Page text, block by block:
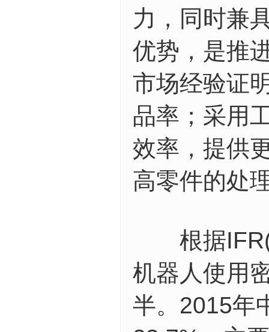
力，同时兼
优势，是推
市场经验证
品率；采用
效率，提供
高零件的处
根据IFR(
机器人使用
半。2015年